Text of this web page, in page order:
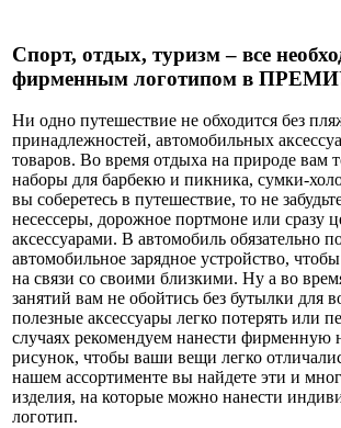
Спорт, отдых, туризм – все
фирменным логотипом в
Ни одно путешествие не обходится без
принадлежностей, автомобильных
товаров. Во время отдыха на природе вам
наборы для барбекю и пикника, сумки-
вы соберетесь в путешествие, то не
несессеры, дорожное портмоне или сразу
аксессуарами. В автомобиль обязательно
автомобильное зарядное устройство, чтобы
на связи со своими близкими. Ну а во
занятий вам не обойтись без бутылки для
полезные аксессуары легко потерять или
случаях рекомендуем нанести фирменную
рисунок, чтобы ваши вещи легко
нашем ассортименте вы найдете эти и
изделия, на которые можно нанести
логотип.